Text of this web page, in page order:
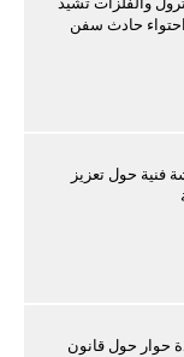
احتواء حادث سفن
فنية حول تعزيز
حوار حول قانون